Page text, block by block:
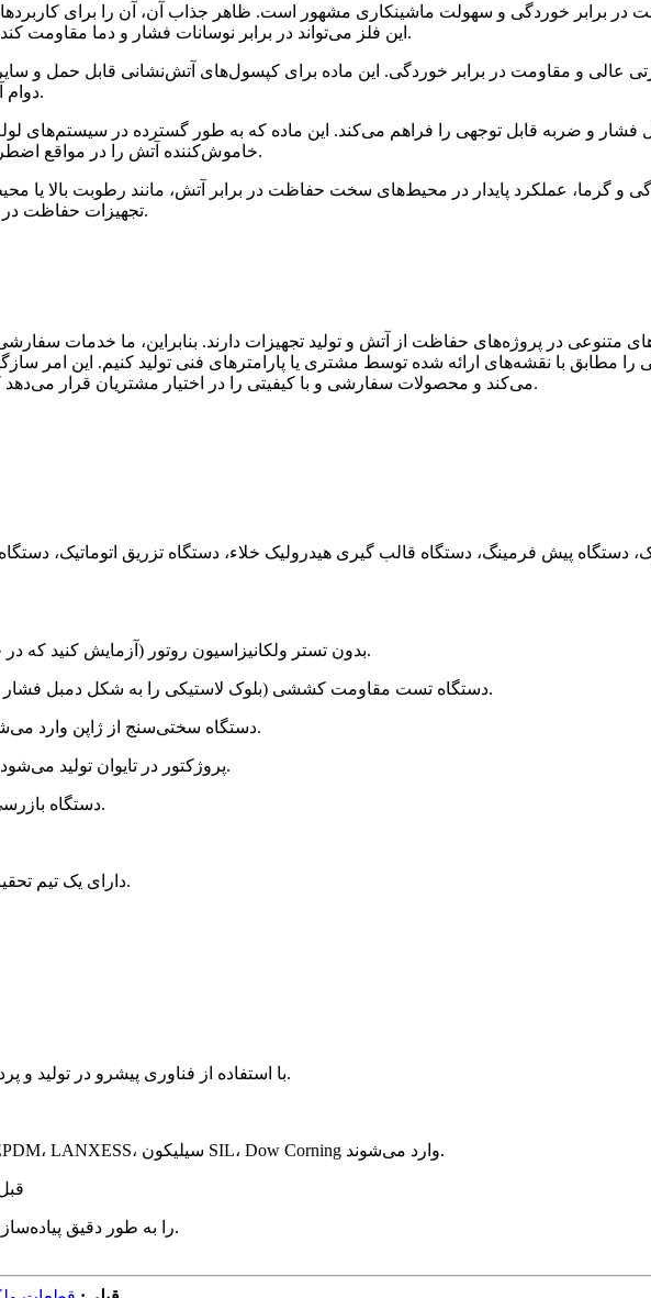
در برابر خوردگی و سهولت ماشینکاری مشهور است. ظاهر جذاب آن، آن را برای
این فلز می‌تواند در برابر نوسانات فشار و دما مقاومت کند و عملکرد پایدار تجهیزات حفاظت در برابر آتش را تضمین کند.
عالی و مقاومت در برابر خوردگی. این ماده برای کپسول‌های آتش‌نشانی قابل حمل
دوام آن در محیط‌های سخت، عملکرد قابل اعتماد را تضمین می‌کند.
فشار و ضربه قابل توجهی را فراهم می‌کند. این ماده که به طور گسترده در سیستم‌های
خاموش‌کننده آتش را در مواقع اضطراری تضمین می‌کند و راندمان اطفاء حریق را افزایش می‌دهد.
و گرما، عملکرد پایدار در محیط‌های سخت حفاظت در برابر آتش، مانند رطوبت بالا یا
تجهیزات حفاظت در برابر آتش رده بالا است و از خرابی شیرآلات جلوگیری می‌کند.
متنوعی در پروژه‌های حفاظت از آتش و تولید تجهیزات دارند. بنابراین، ما خدمات
را مطابق با نقشه‌های ارائه شده توسط مشتری یا پارامترهای فنی تولید کنیم. این
می‌کند و محصولات سفارشی و با کیفیتی را در اختیار مشتریان قرار می‌دهد که عملکرد کلی و ایمنی تجهیزات حفاظت از آتش را افزایش می‌دهد.
① بدون تستر ولکانیزاسیون روتور (آزمایش کنید که در چه زمان و در چه دمایی بهترین عملکرد ولکانیزاسیون وجود دارد).
② دستگاه تست مقاومت کششی (بلوک لاستیکی را به شکل دمبل فشار دهید و مقاومت را در قسمت‌های بالایی و پایینی آن آزمایش کنید).
③ دستگاه سختی‌سنج از ژاپن وارد می‌شود (تحمل بین‌المللی +5 و استاندارد حمل و نقل شرکت +3 است).
④ پروژکتور در تایوان تولید می‌شود (برای اندازه‌گیری دقیق اندازه و ظاهر محصول استفاده می‌شود).
⑤ دستگاه بازرسی کیفیت تصویر خودکار (بازرسی خودکار اندازه و ظاهر محصول).
① دارای یک تیم تحقیق و توسعه و تولید مهر و موم از شرکت‌های ژاپنی و تایوانی است.
③ با استفاده از فناوری پیشرو در تولید و پردازش بین‌المللی، فناوری تولید از ژاپن و آلمان سرچشمه می‌گیرد.
① تمام مواد اولیه از: لاستیک نیتریل NBR، Bayer، FKM، DuPont، EPDM، LANXESS، سیلیکون SIL، Dow Corning وارد می‌شوند.
② قبل
③ سیستم مدیریت کیفیت بین‌المللی ISO9001 و IATF16949 را به طور دقیق پیاده‌سازی کنید.